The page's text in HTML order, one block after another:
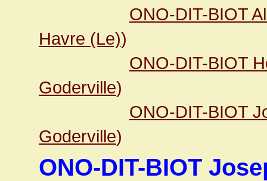
ONO-DIT-BIOT
Havre (Le))
ONO-DIT-BIOT
Goderville)
ONO-DIT-BIOT
Goderville)
ONO-DIT-BIOT